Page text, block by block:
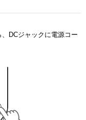
DCジャックに電源コー